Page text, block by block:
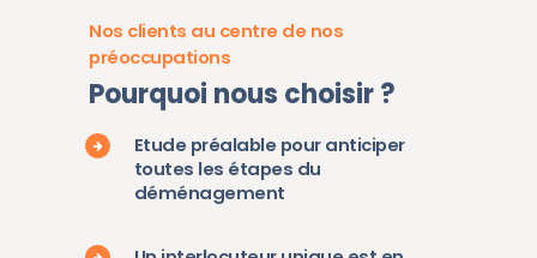
Nos clients au centre de nos
préoccupations
Pourquoi nous choisir ?
Etude préalable pour anticiper
toutes les étapes du
déménagement